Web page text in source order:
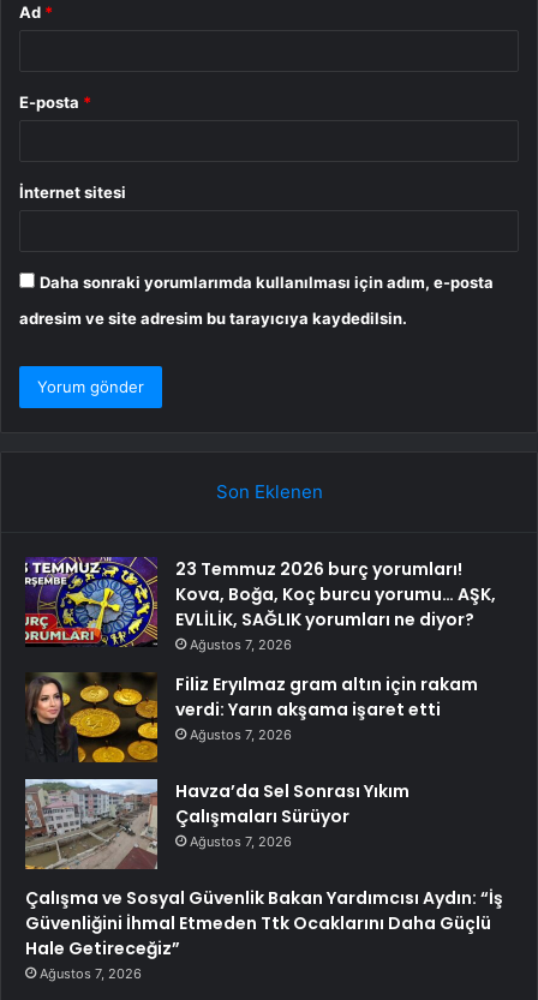
Ad *
E-posta *
İnternet sitesi
Daha sonraki yorumlarımda kullanılması için adım, e-posta
adresim ve site adresim bu tarayıcıya kaydedilsin.
Son Eklenen
23 Temmuz 2026 burç yorumları!
Kova, Boğa, Koç burcu yorumu… AŞK,
EVLİLİK, SAĞLIK yorumları ne diyor?
Ağustos 7, 2026
Filiz Eryılmaz gram altın için rakam
verdi: Yarın akşama işaret etti
Ağustos 7, 2026
Havza’da Sel Sonrası Yıkım
Çalışmaları Sürüyor
Ağustos 7, 2026
Çalışma ve Sosyal Güvenlik Bakan Yardımcısı Aydın: “İş
Güvenliğini İhmal Etmeden Ttk Ocaklarını Daha Güçlü
Hale Getireceğiz”
Ağustos 7, 2026